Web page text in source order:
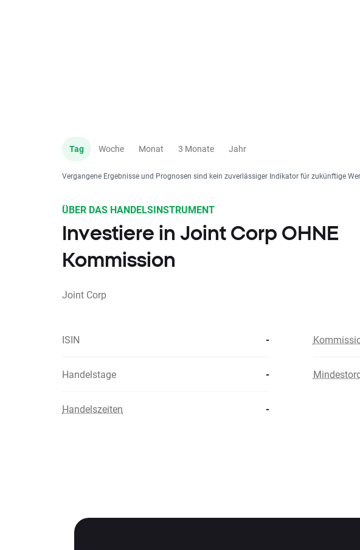
Tag Woche Monat 3 Monate Jahr
Vergangene Ergebnisse und Prognosen sind kein zuverlässiger Indikator für zukünftige
ÜBER DAS HANDELSINSTRUMENT
Investiere in Joint Corp OHNE
Kommission
Joint Corp
ISIN -
Handelstage -
Handelszeiten -